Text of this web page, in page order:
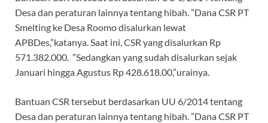
Desa dan peraturan lainnya tentang hibah. ”Dana CSR PT
Smelting ke Desa Roomo disalurkan lewat
APBDes,”katanya. Saat ini, CSR yang disalurkan Rp
571.382.000. ”Sedangkan yang sudah disalurkan sejak
Januari hingga Agustus Rp 428.618.00,”urainya.
Bantuan CSR tersebut berdasarkan UU 6/2014 tentang
Desa dan peraturan lainnya tentang hibah. ”Dana CSR PT